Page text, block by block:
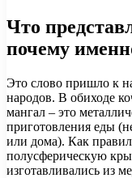
Что
почему
Это слово пришло к
народов. В обиходе
мангал – это
приготовления еды
или дома). Как
полусферическую
изготавливались из